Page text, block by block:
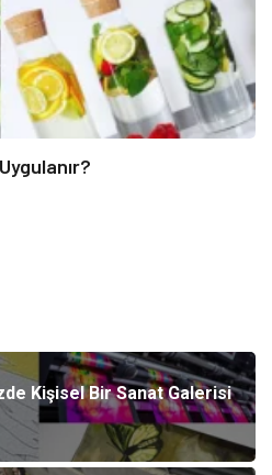
Kişisel Bir Sanat Galerisi